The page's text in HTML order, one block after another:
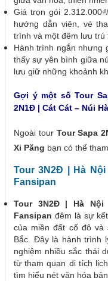
Giá trọn gói
hướng dẫn viên, vé
trình và một đêm lưu trú
Hành trình ngắn nhưng
thấy sự yên bình giữa
lưu giữ những khoảnh
Gợi ý một số Tour
2N1Đ | Cát Cát – Núi
Ngoài tour Tour Sapa
Xi Păng bạn có thể
Tour 3N2Đ | Hà
Fansipan
Tour 3N2Đ | Hà
Fansipan đêm là sự
của miền đất cố đô
Bắc. Đây là hành trình
nghiệm nhiều sắc thái
từ tham quan di tích
tìm hiểu nét văn hóa